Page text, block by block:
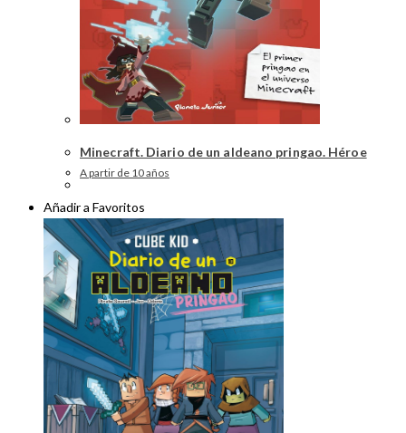
Minecraft. Diario de un aldeano pringao. Héroe
A partir de 10 años
Añadir a Favoritos